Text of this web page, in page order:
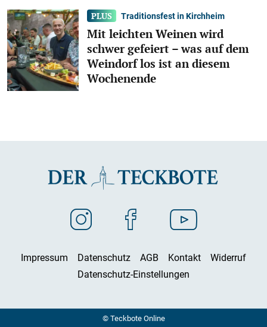
Traditionsfest in Kirchheim
Mit leichten Weinen wird
schwer gefeiert – was auf dem
Weindorf los ist an diesem
Wochenende
Impressum Datenschutz AGB Kontakt
Widerruf
Datenschutz-Einstellungen
© Teckbote Online